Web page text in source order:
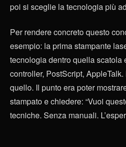
poi si sceglie la tecnologia più
Per rendere concreto questo
esempio: la prima stampante
tecnologia dentro quella
controller, PostScript,
quello. Il punto era poter
stampato e chiedere: “Vuoi
tecniche. Senza manuali.